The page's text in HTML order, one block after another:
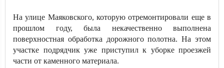
На улице Маяковского, которую отремонтировали еще в
прошлом году, была некачественно выполнена
поверхностная обработка дорожного полотна. На этом
участке подрядчик уже приступил к уборке проезжей
части от каменного материала.